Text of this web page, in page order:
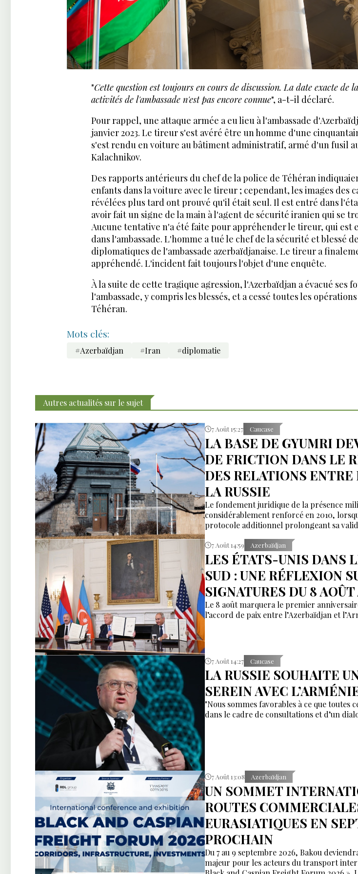
"Cette question est toujours en cours de discussion. La date exacte de
activités de l'ambassade n'est pas encore connue", a-t-il déclaré.
Pour rappel, une attaque armée a eu lieu à l'ambassade
janvier 2023. Le tireur s'est avéré être un homme d'une
s'est rendu en voiture au bâtiment administratif, armé d'un fusil
Kalachnikov.
Des rapports antérieurs du chef de la police de Téhéran
enfants dans la voiture avec le tireur ; cependant, les images des
révélées plus tard ont prouvé qu'il était seul. Il est entré dans
avoir fait un signe de la main à l'agent de sécurité iranien qui se
Aucune tentative n'a été faite pour appréhender le tireur, qui est
dans l'ambassade. L'homme a tué le chef de la sécurité et blessé
diplomatiques de l'ambassade azerbaïdjanaise. Le tireur a
appréhendé. L'incident fait toujours l'objet d'une enquête.
À la suite de cette tragique agression, l'Azerbaïdjan a évacué ses
l'ambassade, y compris les blessés, et a cessé toutes les
Téhéran.
Mots clés:
#Azerbaïdjan #Iran #diplomatie
Autres actualités sur le sujet
7 Août 15:27 Caucase
LA BASE DE GYUMRI
DE FRICTION DANS LE
DES RELATIONS ENTRE
LA RUSSIE
Le fondement juridique de la présence
considérablement renforcé en 2010,
protocole additionnel prolongeant sa
7 Août 14:59 Azerbaïdjan
LES ÉTATS-UNIS DANS
SUD : UNE RÉFLEXION
SIGNATURES DU 8
Le 8 août marquera le premier
l’accord de paix entre l’Azerbaïdjan et
7 Août 14:27 Caucase
LA RUSSIE SOUHAITE
SEREIN AVEC
"Nous sommes favorables à ce que toutes
dans le cadre de consultations et d’un
7 Août 13:08 Azerbaïdjan
UN SOMMET
ROUTES
EURASIATIQUES EN
PROCHAIN
Du 7 au 9 septembre 2026, Bakou
majeur pour les acteurs du transport